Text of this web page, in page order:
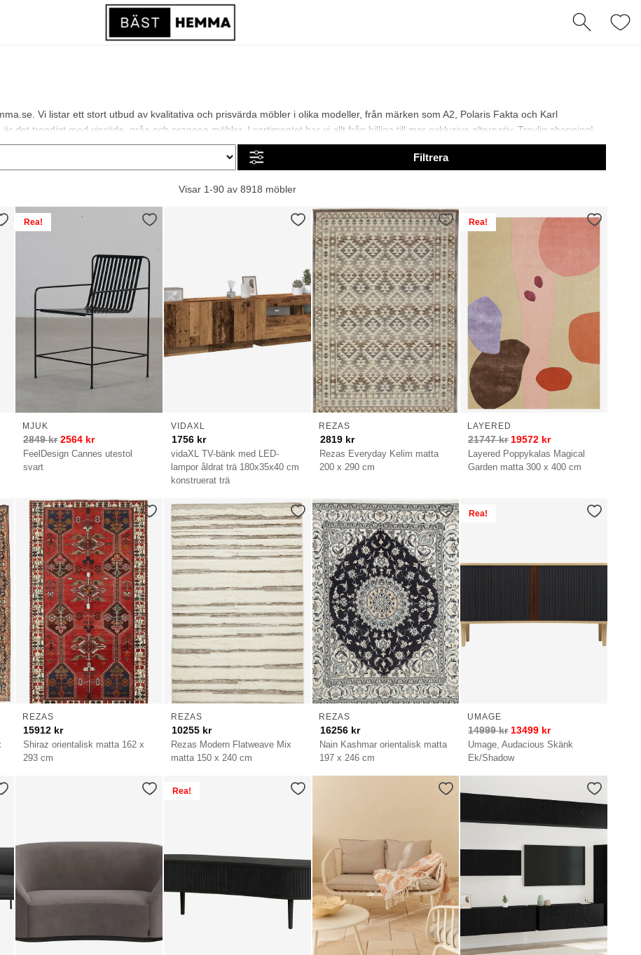
Vi listar ett stort utbud av kvalitativa och prisvärda möbler i olika modeller, från märken som A2, Polaris Fakta och Karl
är det trendigt med vinröda, gråa och orangea möbler. I sortimentet har vi allt från billiga till mer exklusiva alternativ. Trevlig shopping!
Filtrera
Visar 1-90 av 8918 möbler
Rea!
FeelDesign Cannes utestol
svart
MJUK
2849kr 2564 kr
vidaXL TV-bänk med LED-
lampor åldrat trä 180x35x40 cm
konstruerat trä
VIDAXL
1756 kr
Rezas Everyday Kelim matta
200 x 290 cm
REZAS
2819 kr
Rea!
Layered Poppykalas Magical
Garden matta 300 x 400 cm
LAYERED
21747kr 19572 kr
Shiraz orientalisk matta 162 x
293 cm
REZAS
15912 kr
Rezas Modern Flatweave Mix
matta 150 x 240 cm
REZAS
10255 kr
Nain Kashmar orientalisk matta
197 x 246 cm
REZAS
16256 kr
Rea!
Umage, Audacious Skänk
Ek/Shadow
UMAGE
14999kr 13499 kr
Rea!